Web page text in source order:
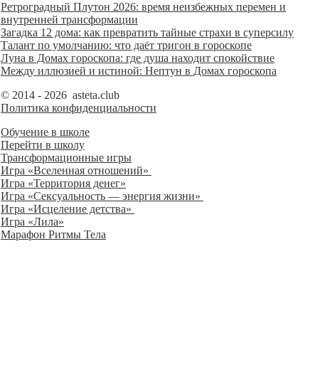
Ретроградный Плутон 2026: время неизбежных перемен и
внутренней трансформации
Загадка 12 дома: как превратить тайные страхи в суперсилу
Талант по умолчанию: что даёт тригон в гороскопе
Луна в Домах гороскопа: где душа находит спокойствие
Между иллюзией и истиной: Нептун в Домах гороскопа
© 2014 - 2026 asteta.club
Политика конфиденциальности
Обучение в школе
Перейти в школу
Трансформационные игры
Игра «Вселенная отношений»
Игра «Территория денег»
Игра «Сексуальность — энергия жизни»
Игра «Исцеление детства»
Игра «Лила»
Марафон Ритмы Тела